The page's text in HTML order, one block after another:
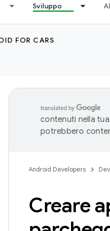
Sviluppo
FOR CARS
contenuti nella
potrebbero
Android Developers
Creare